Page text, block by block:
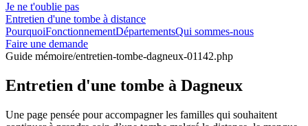
Je ne t'oublie pas
Entretien d'une tombe à distance
PourquoiFonctionnementDépartementsQui sommes-nous
Faire une demande
Guide mémoire/entretien-tombe-dagneux-01142.php
Entretien d'une tombe à Dagneux
Une page pensée pour accompagner les familles qui souhaitent